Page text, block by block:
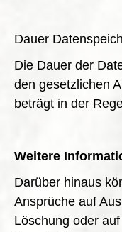
Dauer
Die Dauer der
den gesetzlichen
beträgt in der
Weitere
Darüber hinaus
Ansprüche auf
Löschung oder